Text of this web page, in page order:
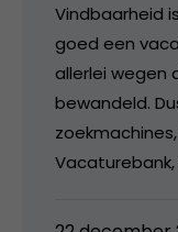
Vindbaarheid
goed een
allerlei wegen
bewandeld.
Vacaturebank,